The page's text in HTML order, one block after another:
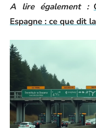
A lire également :
Espagne : ce que dit